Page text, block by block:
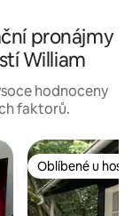
pronájmy
William
hodnoceny
faktorů.
Oblíbené u hostů
Oblíbené u hostů